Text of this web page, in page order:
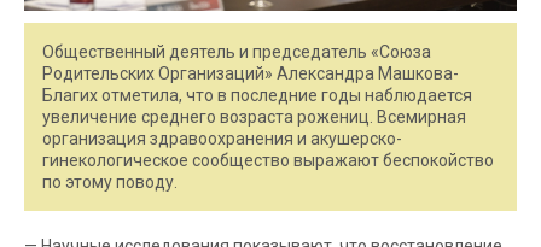
Общественный деятель и председатель «Союза
Родительских Организаций» Александра Машкова-
Благих отметила, что в последние годы наблюдается
увеличение среднего возраста рожениц. Всемирная
организация здравоохранения и акушерско-
гинекологическое сообщество выражают беспокойство
по этому поводу.